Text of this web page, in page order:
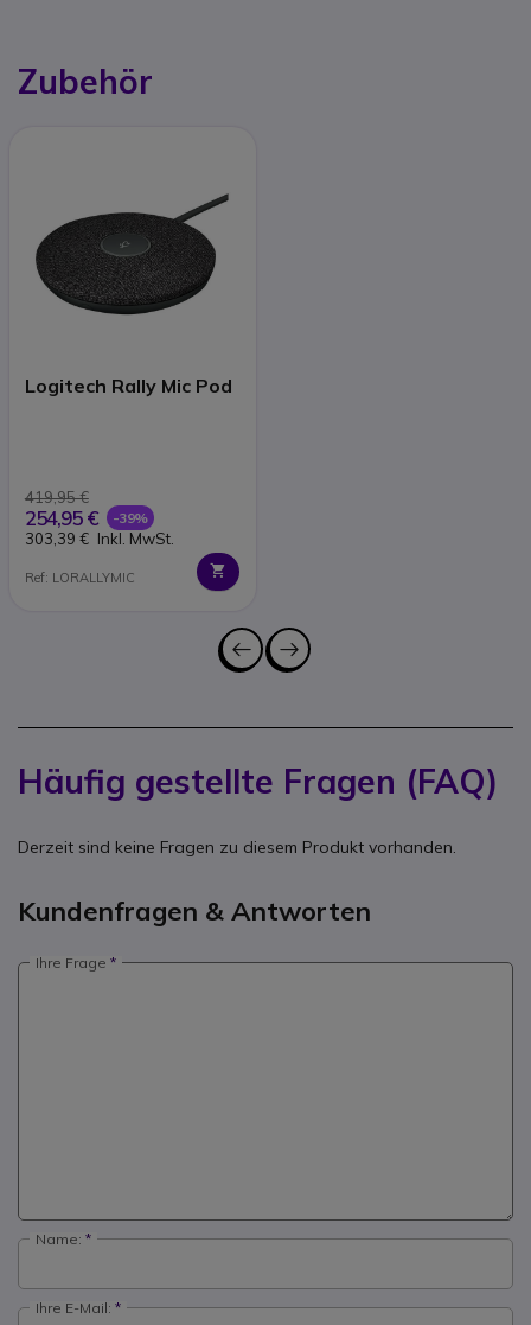
Zubehör
Logitech Rally Mic Pod
419,95 €
254,95 € -39%
303,39 € Inkl. MwSt.
Ref: LORALLYMIC
Häufig gestellte Fragen (FAQ)
Derzeit sind keine Fragen zu diesem Produkt vorhanden.
Kundenfragen & Antworten
Ihre Frage
Name:
Ihre E-Mail: